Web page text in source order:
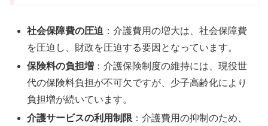
社会保障費の圧迫 ：介護費用の増大は、社会保障費
を圧迫し、財政を圧迫する要因となっています。
保険料の負担増 ：介護保険制度の維持には、現役世
代の保険料負担が不可欠ですが、少子高齢化により
負担増が続いています。
介護サービスの利用制限 ：介護費用の抑制のため、